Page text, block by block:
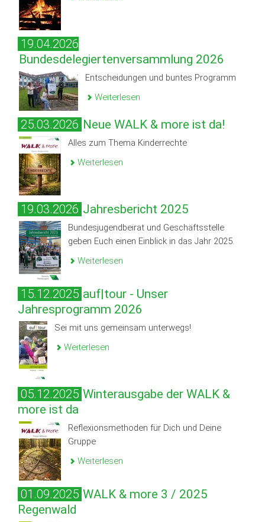
19.04.2026
Bundesdelegiertenversammlung 2026
Entscheidungen und buntes Programm
Weiterlesen
25.03.2026 Neue WALK & more ist da!
Alles zum Thema Kinderrechte
Weiterlesen
19.03.2026 Jahresbericht 2025
Bundesjugendbeirat und Geschäftsstelle
geben Euch einen Einblick in das Jahr 2025.
Weiterlesen
15.12.2025 auf|tour - Unser
Jahresprogramm 2026
Sei mit uns gemeinsam unterwegs!
Weiterlesen
05.12.2025 Winterausgabe der WALK &
more ist da
Reflexionsmethoden für Dich und Deine
Gruppe
Weiterlesen
01.09.2025 WALK & more 3 / 2025
Regenwald